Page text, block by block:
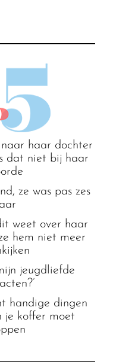
haar dochter
dat niet bij haar
ze was pas zes
weet over haar
hem niet meer
jeugdliefde
handige dingen
je koffer moet